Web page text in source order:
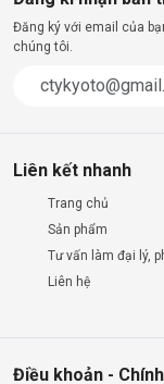
Đăng ký với email của
chúng tôi.
Liên kết nhanh
Trang chủ
Sản phẩm
Tư vấn làm đại lý,
Liên hệ
Điều khoản -